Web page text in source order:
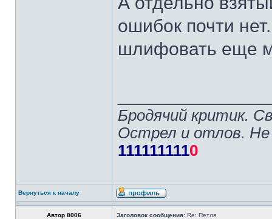
ошибок почти
шлифовать еще
Бродячий критик.
Острел и отлов. Не
1111111110
Вернуться к началу
Автор 8006 Заголовок сообщения: Re: Петля